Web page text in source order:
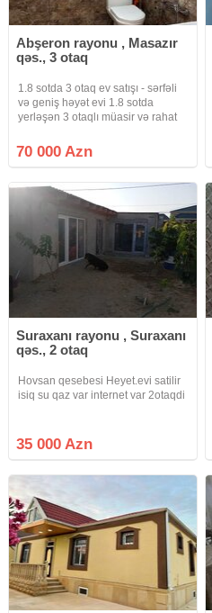
Abşeron rayonu , Masazır
qəs., 3 otaq
1.8 sotda 3 otaq ev satışı - sərfəli
və geniş həyət evi 1.8 sotda
yerləşən 3 otaqlı müasir və rahat
ideal planlanmış bu ev təmiri ilə
seçilir. Təcili satılıq ev olduğu üçün
70 000 Azn
Suraxanı rayonu , Suraxanı
qəs., 2 otaq
Hovsan qesebesi Heyet.evi satilir
isiq su qaz var internet var 2otaqdi
35 000 Azn